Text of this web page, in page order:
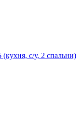
с/у, 2 спальни)